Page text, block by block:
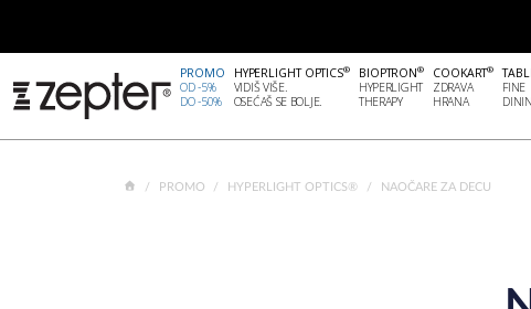
PROMO
OD -5%
DO -50%
HYPERLIGHT OPTICS®
VIDIŠ VIŠE.
OSEĆAŠ SE BOLJE.
BIOPTRON®
HYPERLIGHT
THERAPY
COOKART®
ZDRAVA
HRANA
FINE
PROMO HYPERLIGHT OPTICS® NAOČARE ZA DECU